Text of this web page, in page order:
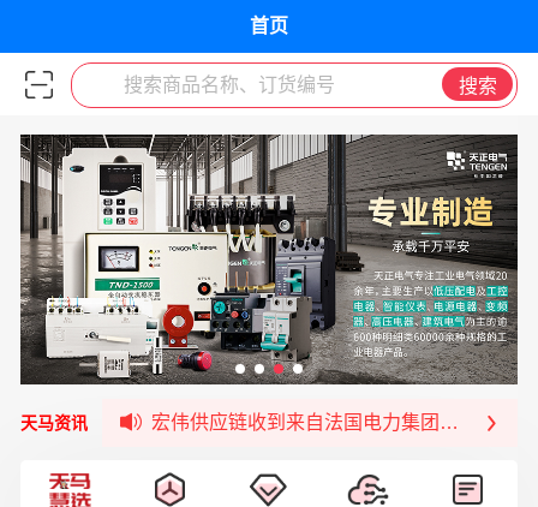
首页
搜索商品名称、订货编号 搜索
天马资讯
宏伟天马与航天电子超市顺利完成对接！
签约喜讯 | 宏伟与中铝集团成功签约！
福清核电—WD-40产品交流会圆满结束
宏伟天马与网易严选达成品牌合作
宏伟供应链与第一师阿拉尔市签署战略框架合